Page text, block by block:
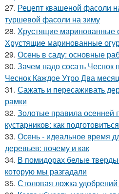
27. Рецепт квашеной фасоли
туршевой фасоли на зиму
28. Хрустящие маринованные
Хрустящие маринованные
29. Осень в саду: основные
30. Зачем надо сосать Чеснок
Чеснок Каждое Утро Два
31. Сажать и пересаживать
рамки
32. Золотые правила осенней
кустарников: как
33. Осень - идеальное время
деревьев: почему и как
34. В помидорах белые
которую мы разгадали
35. Столовая ложка удобрений